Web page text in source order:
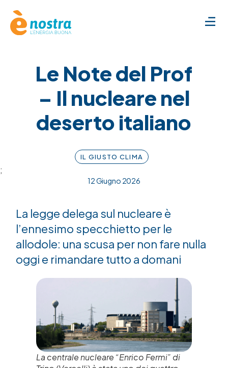
Le Note del Prof
– Il nucleare nel
deserto italiano
IL GIUSTO CLIMA
;
12 Giugno 2026
La legge delega sul nucleare è
l’ennesimo specchietto per le
allodole: una scusa per non fare nulla
oggi e rimandare tutto a domani
La centrale nucleare “Enrico Fermi” di